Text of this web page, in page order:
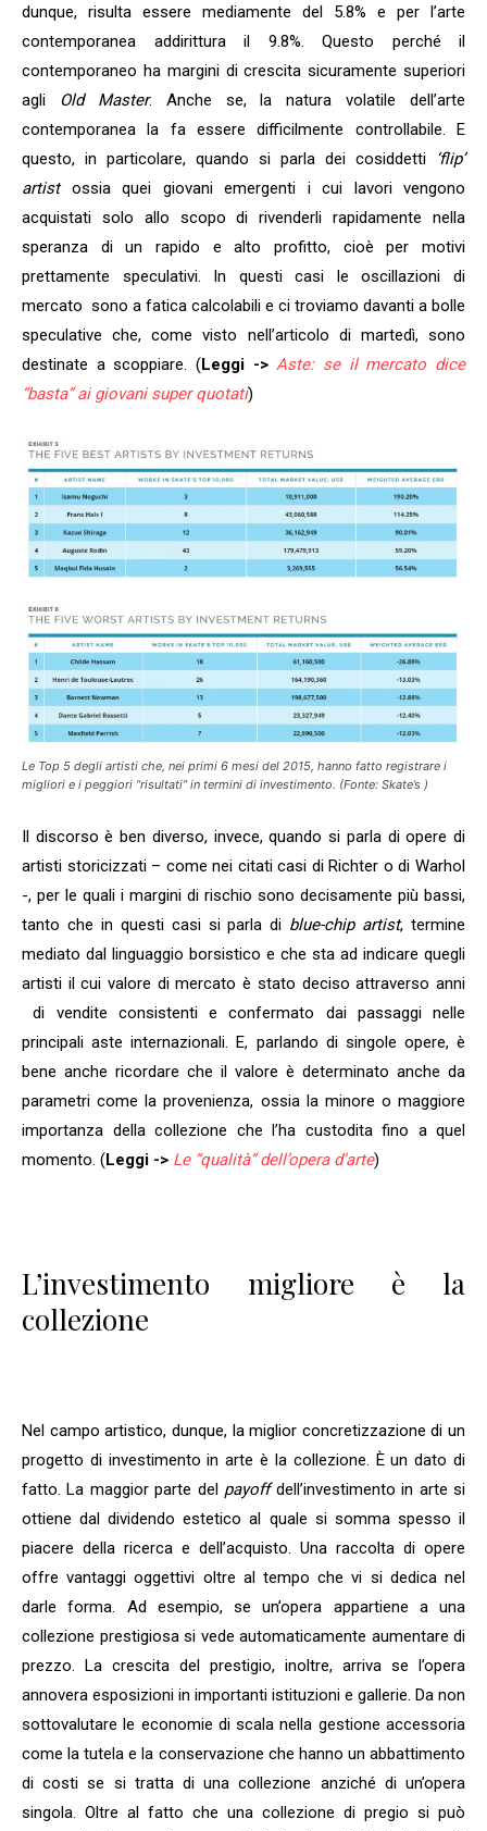
dunque, risulta essere mediamente del 5.8% e per l’arte
contemporanea addirittura il 9.8%. Questo perché il
contemporaneo ha margini di crescita sicuramente superiori
agli
Old Master. Anche se, la natura volatile dell’arte
contemporanea la fa essere difficilmente controllabile. E
questo, in particolare, quando si parla dei cosiddetti
‘flip’
artistossia quei giovani emergenti i cui lavori vengono
acquistati solo allo scopo di rivenderli rapidamente nella
speranza di un rapido e alto profitto, cioè per motivi
prettamente speculativi. In questi casi le oscillazioni di
mercato sono a fatica calcolabili e ci troviamo davanti a bolle
speculative che, come visto nell’articolo di martedì, sono
destinate a scoppiare. (Leggi -> Aste: se il mercato dice
“basta” ai giovani super quotati)
Le Top 5 degli artisti che, nei primi 6 mesi del 2015, hanno fatto registrare i
migliori e i peggiori “risultati” in termini di investimento. (Fonte: Skate’s )
Il discorso è ben diverso, invece, quando si parla di opere di
artisti storicizzati – come nei citati casi di Richter o di Warhol
-, per le quali i margini di rischio sono decisamente più bassi,
tanto che in questi casi si parla di blue-chip artist, termine
mediato dal linguaggio borsistico e che sta ad indicare quegli
artisti il cui valore di mercato è stato deciso attraverso anni
di vendite consistenti e confermato dai passaggi nelle
principali aste internazionali. E, parlando di singole opere, è
bene anche ricordare che il valore è determinato anche da
parametri come la provenienza, ossia la minore o maggiore
importanza della collezione che l’ha custodita fino a quel
momento. (Leggi -> Le “qualità” dell’opera d’arte)
L’investimento migliore è la
collezione
Nel campo artistico, dunque, la miglior concretizzazione di un
progetto di investimento in arte è la collezione. È un dato di
fatto. La maggior parte del payoffdell’investimento in arte si
ottiene dal dividendo estetico al quale si somma spesso il
piacere della ricerca e dell’acquisto. Una raccolta di opere
offre vantaggi oggettivi oltre al tempo che vi si dedica nel
darle forma. Ad esempio, se un’opera appartiene a una
collezione prestigiosa si vede automaticamente aumentare di
prezzo. La crescita del prestigio, inoltre, arriva se l’opera
annovera esposizioni in importanti istituzioni e gallerie. Da non
sottovalutare le economie di scala nella gestione accessoria
come la tutela e la conservazione che hanno un abbattimento
di costi se si tratta di una collezione anziché di un’opera
singola. Oltre al fatto che una collezione di pregio si può